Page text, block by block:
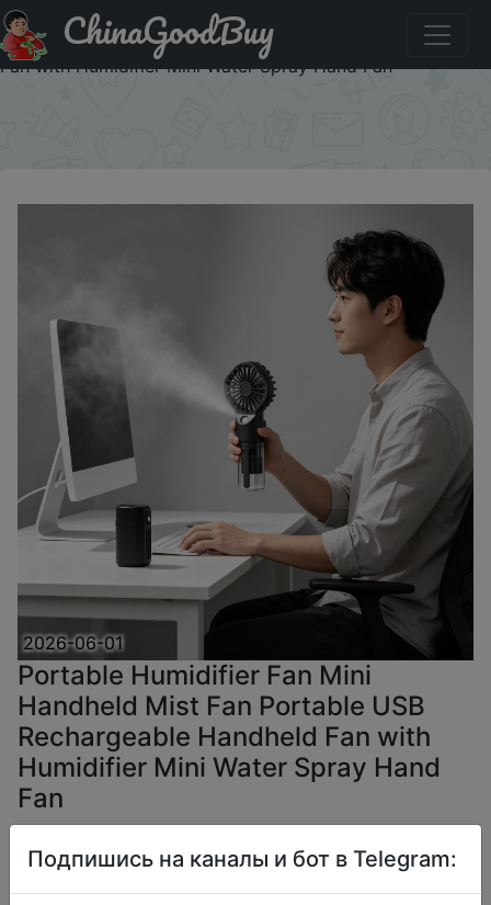
Купить по распродаже : Portable Humidifier Fan Mini
Handheld Mist Fan Portable USB Rechargeable Handheld
Fan with Humidifier Mini Water Spray Hand Fan
ChinaGoodBuy
2026-06-01
Portable Humidifier Fan Mini
Handheld Mist Fan Portable USB
Rechargeable Handheld Fan with
Humidifier Mini Water Spray Hand
Fan
$3.27
Подпишись на каналы и бот в Telegram: